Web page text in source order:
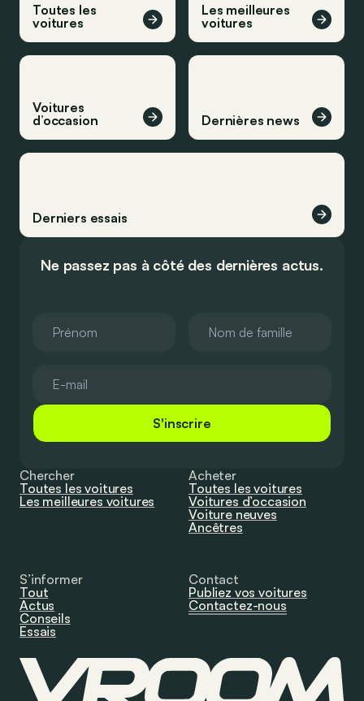
Toutes les
voitures
Les meilleures
voitures
Voitures
d’occasion
Dernières news
Derniers essais
Ne passez pas à côté des dernières actus.
S'inscrire
Chercher
Toutes les voitures
Les meilleures voitures
Acheter
Toutes les voitures
Voitures d’occasion
Voiture neuves
Ancêtres
S’informer
Tout
Actus
Conseils
Essais
Contact
Publiez vos voitures
Contactez-nous